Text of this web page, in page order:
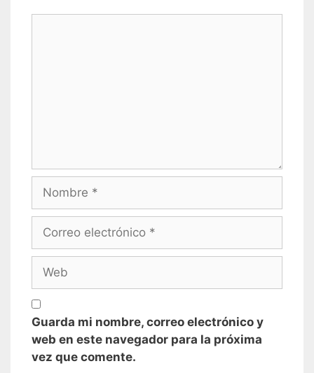
electrónico
Guarda mi nombre, correo electrónico y
web en este navegador para la próxima
vez que comente.